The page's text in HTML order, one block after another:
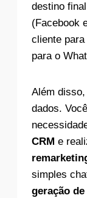
destino
(Facebook
cliente
para o
Além
dados.
CRM e
simples
geração